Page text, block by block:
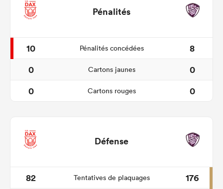
Pénalités
10 Pénalités concédées
8
0
Cartons jaunes
0
0
Cartons rouges 0
Défense
82 Tentatives de plaquages
176